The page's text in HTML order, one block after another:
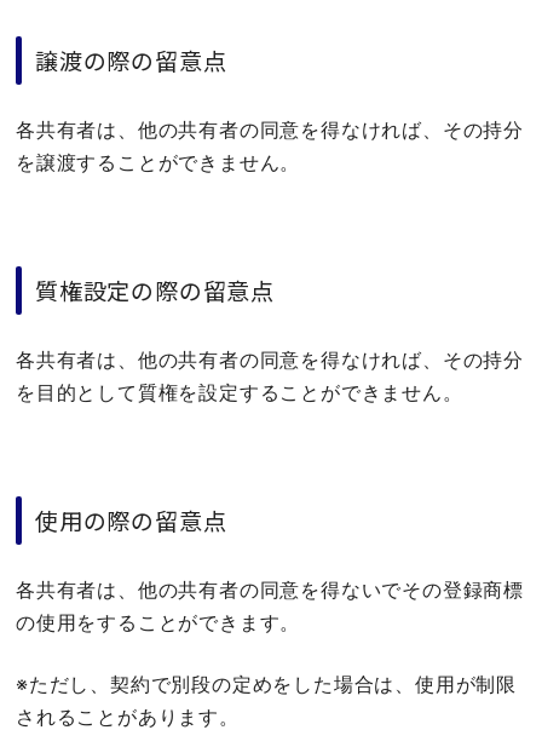
譲渡の際の留意点
各共有者は、他の共有者の同意を得なければ、その持分
を譲渡することができません。
質権設定の際の留意点
各共有者は、他の共有者の同意を得なければ、その持分
を目的として質権を設定することができません。
使用の際の留意点
各共有者は、他の共有者の同意を得ないでその登録商標
の使用をすることができます。
※ただし、契約で別段の定めをした場合は、使用が制限
されることがあります。